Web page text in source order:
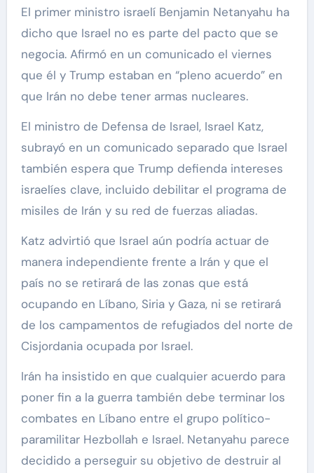
El primer ministro israelí Benjamin Netanyahu ha
dicho que Israel no es parte del pacto que se
negocia. Afirmó en un comunicado el viernes
que él y Trump estaban en “pleno acuerdo” en
que Irán no debe tener armas nucleares.
El ministro de Defensa de Israel, Israel Katz,
subrayó en un comunicado separado que Israel
también espera que Trump defienda intereses
israelíes clave, incluido debilitar el programa de
misiles de Irán y su red de fuerzas aliadas.
Katz advirtió que Israel aún podría actuar de
manera independiente frente a Irán y que el
país no se retirará de las zonas que está
ocupando en Líbano, Siria y Gaza, ni se retirará
de los campamentos de refugiados del norte de
Cisjordania ocupada por Israel.
Irán ha insistido en que cualquier acuerdo para
poner fin a la guerra también debe terminar los
combates en Líbano entre el grupo político-
paramilitar Hezbollah e Israel. Netanyahu parece
decidido a perseguir su objetivo de destruir al